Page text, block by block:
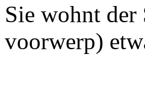
Sie wohnt der
voorwerp)